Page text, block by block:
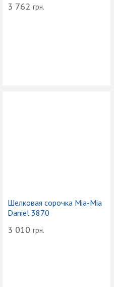
3 762 грн.
Шелковая сорочка Mia-Mia
Daniel 3870
3 010 грн.